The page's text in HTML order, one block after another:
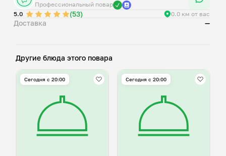
Профессиональный повар
5.0
(53) 0.0 км от вас
Доставка —
Другие блюда этого повара
Сегодня с 20:00 Сегодня с 20:00